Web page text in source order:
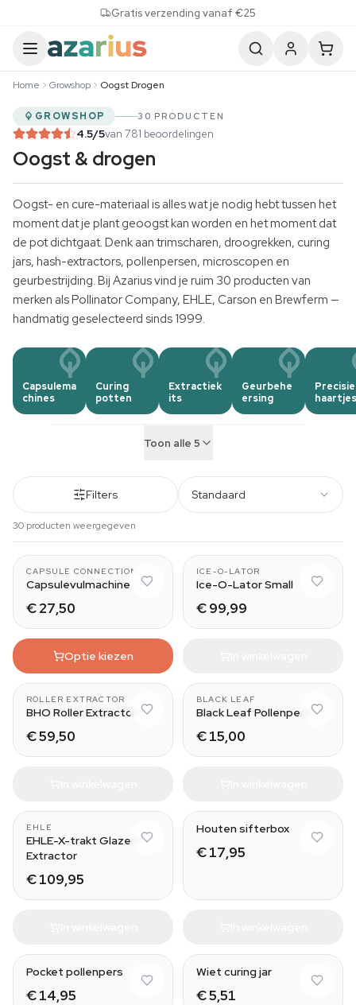
Gratis verzending vanaf €25
Home Growshop Oogst Drogen
GROWSHOP 30 PRODUCTEN
4.5/5van 781 beoordelingen
Oogst & drogen
Oogst- en cure-materiaal is alles wat je nodig hebt tussen het
moment dat je plant geoogst kan worden en het moment dat
de pot dichtgaat. Denk aan trimscharen, droogrekken, curing
jars, hash-extractors, pollenpersen, microscopen en
geurbestrijding. Bij Azarius vind je ruim 30 producten van
merken als Pollinator Company, EHLE, Carson en Brewferm —
handmatig geselecteerd sinds 1999.
Capsulema
chines
Curing
potten
Extractiek
its
Geurbehe
ersing
haartjes
Toon alle 5
Filters Standaard
30 producten weergegeven
CAPSULE CONNECTION
Capsulevulmachine
€ 27,50
Optie kiezen
ICE-O-LATOR
Ice-O-Lator Small
€ 99,99
Medium (15 cm)
ROLLER EXTRACTOR
BHO Roller Extractor
€ 59,50
BLACK LEAF
Black Leaf Pollenpers
€ 15,00
EHLE
EHLE-X-trakt Glazen
Extractor
€ 109,95
Houten sifterbox
€ 17,95
Pocket pollenpers
€ 14,95
Wiet curing jar
€ 5,51